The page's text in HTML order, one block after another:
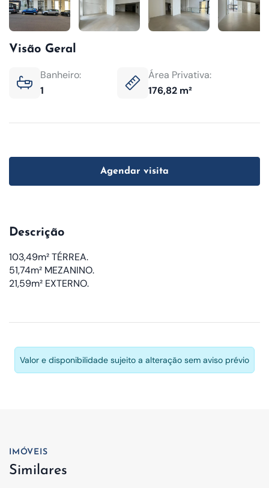
Visão Geral
Banheiro:
1
Área Privativa:
176,82 m²
Agendar visita
Descrição
103,49m² TÉRREA.
51,74m² MEZANINO.
21,59m² EXTERNO.
Valor e disponibilidade sujeito a alteração sem aviso prévio
IMÓVEIS
Similares